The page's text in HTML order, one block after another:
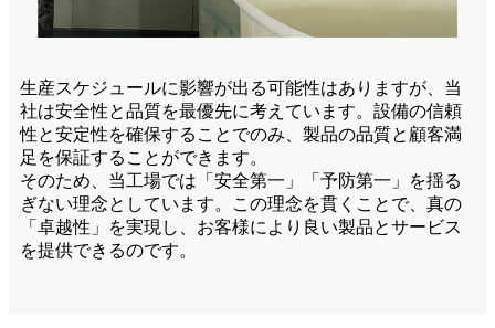
生産スケジュールに影響が出る可能性はありますが、当
社は安全性と品質を最優先に考えています。設備の信頼
性と安定性を確保することでのみ、製品の品質と顧客満
足を保証することができます。
そのため、当工場では「安全第一」「予防第一」を揺る
ぎない理念としています。この理念を貫くことで、真の
「卓越性」を実現し、お客様により良い製品とサービス
を提供できるのです。